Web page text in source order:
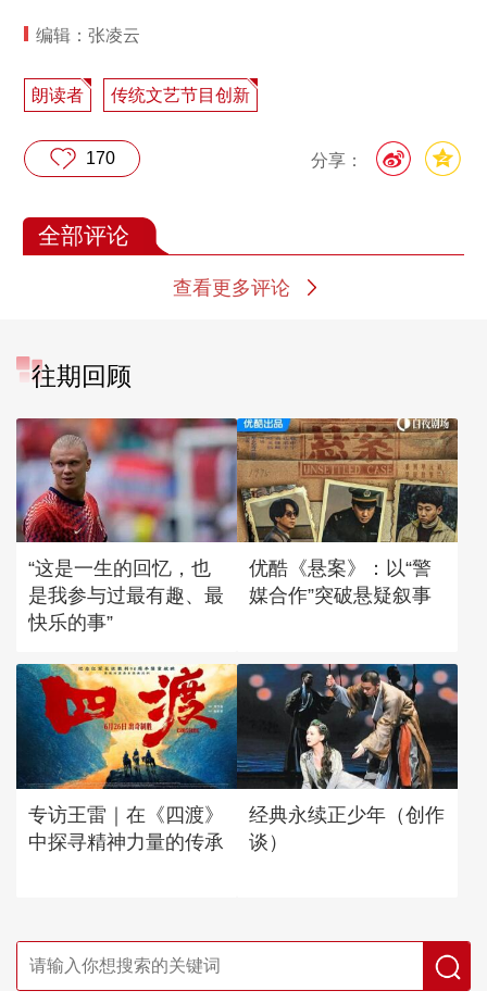
编辑：张凌云
朗读者 传统文艺节目创新
分享：
170
全部评论
查看更多评论
往期回顾
“这是一生的回忆，也
是我参与过最有趣、最
快乐的事”
优酷《悬案》：以“警
媒合作”突破悬疑叙事
专访王雷｜在《四渡》
中探寻精神力量的传承
经典永续正少年（创作
谈）